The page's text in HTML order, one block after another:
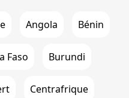
Angola Bénin
Faso Burundi
Centrafrique